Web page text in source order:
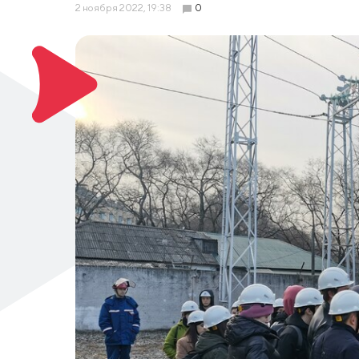
2 ноября 2022, 19:38 0